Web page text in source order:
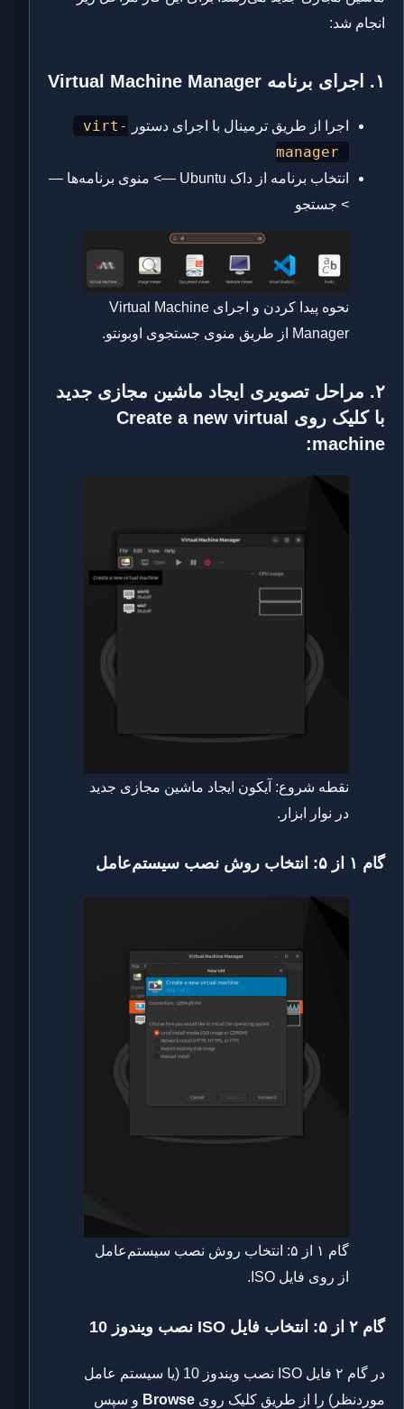
انجام شد:
۱. اجرای برنامه Virtual Machine Manager
اجرا از طریق ترمینال با اجرای دستور
virt-
manager
انتخاب برنامه از داک Ubuntu —> منوی برنامه‌ها —
> جستجو
نحوه پیدا کردن و اجرای Virtual Machine
Manager از طریق منوی جستجوی اوبونتو.
۲. مراحل تصویری ایجاد ماشین مجازی جدید
با کلیک روی Create a new virtual
machine
:
نقطه شروع: آیکون ایجاد ماشین مجازی جدید
در نوار ابزار.
گام ۱ از ۵: انتخاب روش نصب سیستم‌عامل
گام ۱ از ۵: انتخاب روش نصب سیستم‌عامل
از روی فایل ISO.
گام ۲ از ۵: انتخاب فایل ISO نصب ویندوز 10
در گام ۲ فایل ISO نصب ویندوز 10 (یا سیستم عامل
موردنظر) را از طریق کلیک روی Browse و سپس